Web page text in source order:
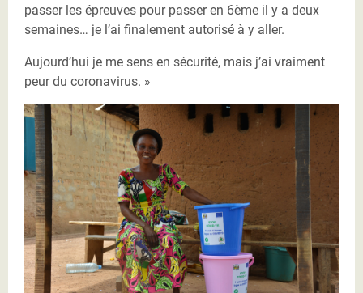
passer les épreuves pour passer en 6ème il y a deux
semaines… je l’ai finalement autorisé à y aller.
Aujourd’hui je me sens en sécurité, mais j’ai vraiment
peur du coronavirus. »
25092020 - Larissa Binguimale Bégoua (2).JPG